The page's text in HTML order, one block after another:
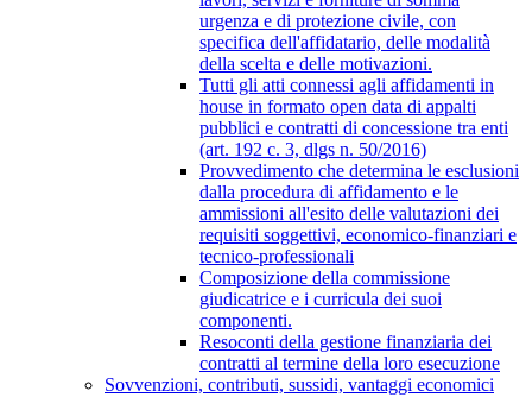
urgenza e di protezione civile, con
specifica dell'affidatario, delle modalità
della scelta e delle motivazioni.
Tutti gli atti connessi agli affidamenti in
house in formato open data di appalti
pubblici e contratti di concessione tra enti
(art. 192 c. 3, dlgs n. 50/2016)
Provvedimento che determina le esclusioni
dalla procedura di affidamento e le
ammissioni all'esito delle valutazioni dei
requisiti soggettivi, economico-finanziari e
tecnico-professionali
Composizione della commissione
giudicatrice e i curricula dei suoi
componenti.
Resoconti della gestione finanziaria dei
contratti al termine della loro esecuzione
Sovvenzioni, contributi, sussidi, vantaggi economici